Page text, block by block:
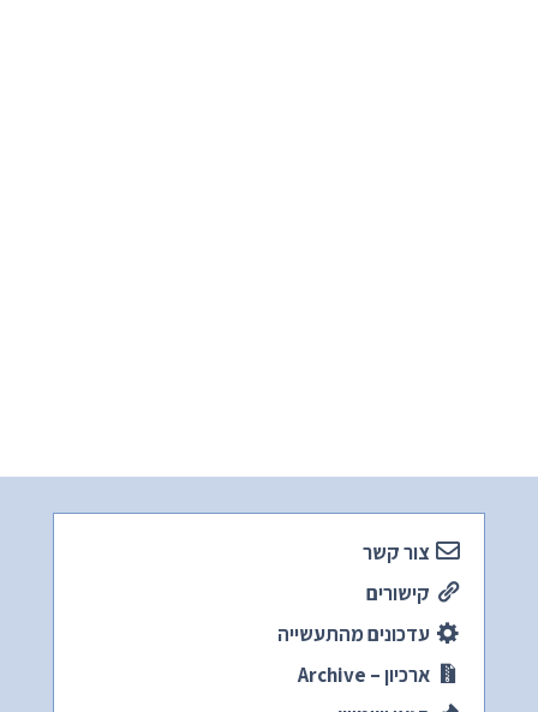
צור קשר
קישורים
עדכונים מהתעשייה
ארכיון – Archive